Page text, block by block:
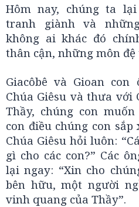
Hôm nay, chúng ta
tranh giành và
không ai khác đó
thân cận, những môn
Giacôbê và Gioan con
Chúa Giêsu và thưa với
Thầy, chúng con
con điều chúng con sắp
Chúa Giêsu hỏi luôn:
gì cho các con?” Các
lại ngay: “Xin cho
bên hữu, một người
vinh quang của Thầy”.